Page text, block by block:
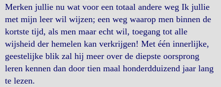
Merken jullie nu wat voor een totaal andere weg Ik jullie
met mijn leer wil wijzen; een weg waarop men binnen de
kortste tijd, als men maar echt wil, toegang tot alle
wijsheid der hemelen kan verkrijgen! Met één innerlijke,
geestelijke blik zal hij meer over de diepste oorsprong
leren kennen dan door tien maal honderdduizend jaar lang
te lezen.